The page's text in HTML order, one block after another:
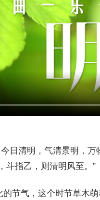
今日清明，气清景明，万
斗指乙，则清明风至。”
节气，这个时节草木